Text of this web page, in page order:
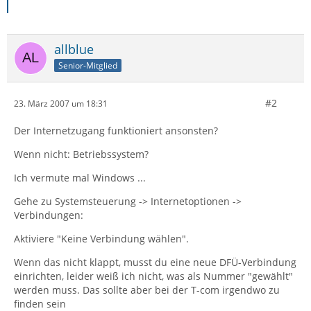
allblue
Senior-Mitglied
23. März 2007 um 18:31 #2
Der Internetzugang funktioniert ansonsten?
Wenn nicht: Betriebssystem?
Ich vermute mal Windows ...
Gehe zu Systemsteuerung -> Internetoptionen ->
Verbindungen:
Aktiviere "Keine Verbindung wählen".
Wenn das nicht klappt, musst du eine neue DFÜ-Verbindung
einrichten, leider weiß ich nicht, was als Nummer "gewählt"
werden muss. Das sollte aber bei der T-com irgendwo zu
finden sein